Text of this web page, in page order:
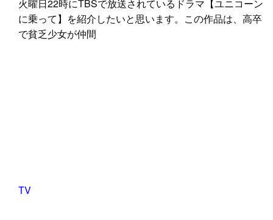
火曜日22時にTBSで放送されているドラマ【ユニコーン
に乗って】を紹介したいと思います。この作品は、高卒
で貧乏少女が仲間
TV